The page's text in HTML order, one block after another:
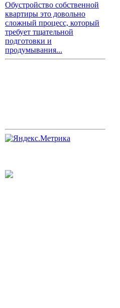
Обустройство собственной
квартиры это довольно
сложный процесс, который
требует тщательной
подготовки и
продумывания...